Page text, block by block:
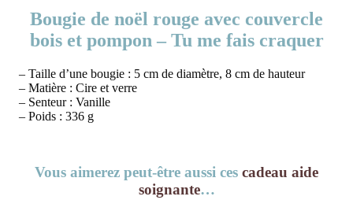
Bougie de noël rouge avec couvercle
bois et pompon – Tu me fais craquer
– Taille d’une bougie : 5 cm de diamètre, 8 cm de hauteur
– Matière : Cire et verre
– Senteur : Vanille
– Poids : 336 g
Vous aimerez peut-être aussi ces cadeau aide
soignante…